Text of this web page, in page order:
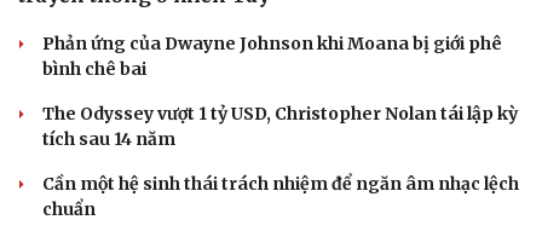
Ăn sạch sống khỏe
Phản ứng của Dwayne Johnson khi Moana bị giới phê
bình chê bai
The Odyssey vượt 1 tỷ USD, Christopher Nolan tái lập kỳ
tích sau 14 năm
Cần một hệ sinh thái trách nhiệm để ngăn âm nhạc lệch
chuẩn